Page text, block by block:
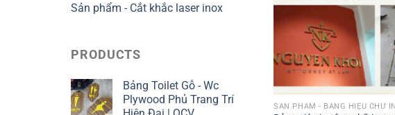
Sản phẩm - Cắt khắc laser inox
PRODUCTS
Bảng Toilet Gỗ - Wc
Plywood Phủ Trang Trí
SẢN PHẨM - BẢNG HIỆU CHỮ